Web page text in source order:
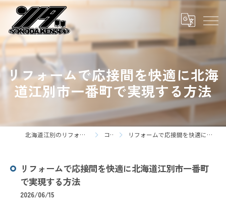
リフォームで応接間を快適に北海
道江別市一番町で実現する方法
北海道江別のリフォームなら株式会社園田建装 コラム リフォームで応接間を快適に北海道江別市一番町で実現する方法
リフォームで応接間を快適に北海道江別市一番町
で実現する方法
2026/06/15